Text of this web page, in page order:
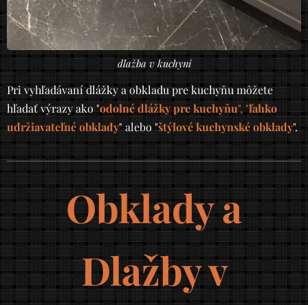
dlažba v kuchyni
Pri vyhľadávaní dlážky a obkladu pre kuchyňu môžete
hľadať výrazy ako "odolné dlážky pre kuchyňu", "ľahko
udržiavateľné obklady" alebo "štýlové kuchynské obklady".
Obklady a
Dlažby v